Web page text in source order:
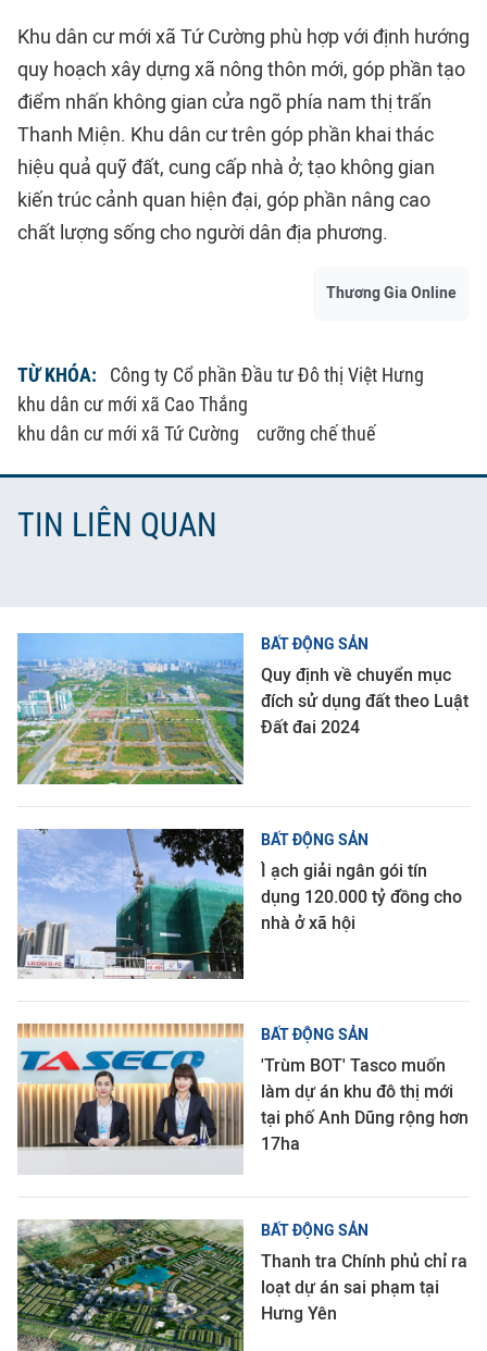
Khu dân cư mới xã Tứ Cường phù hợp với định hướng
quy hoạch xây dựng xã nông thôn mới, góp phần tạo
điểm nhấn không gian cửa ngõ phía nam thị trấn
Thanh Miện. Khu dân cư trên góp phần khai thác
hiệu quả quỹ đất, cung cấp nhà ở; tạo không gian
kiến trúc cảnh quan hiện đại, góp phần nâng cao
chất lượng sống cho người dân địa phương.
Thương Gia Online
TỪ KHÓA:
Công ty Cổ phần Đầu tư Đô thị Việt Hưng
khu dân cư mới xã Cao Thắng
khu dân cư mới xã Tứ Cường
cưỡng chế thuế
TIN LIÊN QUAN
BẤT ĐỘNG SẢN
Quy định về chuyển mục
đích sử dụng đất theo Luật
Đất đai 2024
BẤT ĐỘNG SẢN
Ì ạch giải ngân gói tín
dụng 120.000 tỷ đồng cho
nhà ở xã hội
BẤT ĐỘNG SẢN
'Trùm BOT' Tasco muốn
làm dự án khu đô thị mới
tại phố Anh Dũng rộng hơn
17ha
BẤT ĐỘNG SẢN
Thanh tra Chính phủ chỉ ra
loạt dự án sai phạm tại
Hưng Yên